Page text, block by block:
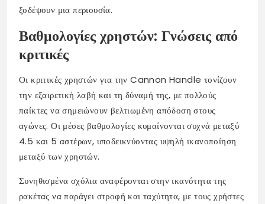
ξοδέψουν μια περιουσία.
Βαθμολογίες χρηστών: Γνώσεις από
κριτικές
Οι κριτικές χρηστών για την Cannon Handle τονίζουν
την εξαιρετική λαβή και τη δύναμή της, με πολλούς
παίκτες να σημειώνουν βελτιωμένη απόδοση στους
αγώνες. Οι μέσες βαθμολογίες κυμαίνονται συχνά μεταξύ
4.5 και 5 αστέρων, υποδεικνύοντας υψηλή ικανοποίηση
μεταξύ των χρηστών.
Συνηθισμένα σχόλια αναφέρονται στην ικανότητα της
ρακέτας να παράγει στροφή και ταχύτητα, με τους χρήστες